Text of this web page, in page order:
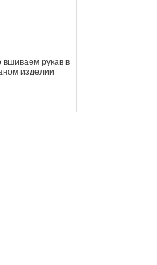
вшиваем рукав в
изделии